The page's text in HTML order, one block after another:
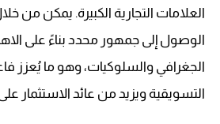
العلامات التجارية الكبيرة. يمكن من
الوصول إلى جمهور محدد بناءً على
الجغرافي والسلوكيات، وهو ما يُعزز
التسويقية ويزيد من عائد الاستثمار